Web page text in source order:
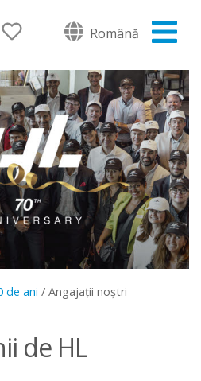
Română
de ani / Angajații noștri
de HL